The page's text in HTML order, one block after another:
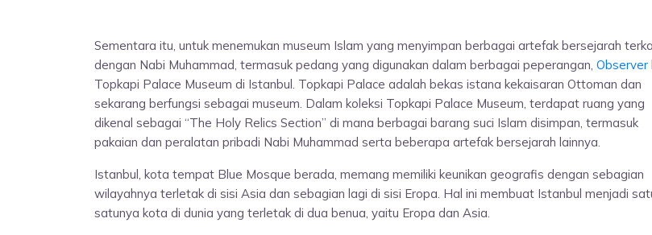
Sementara itu, untuk menemukan museum Islam yang menyimpan berbagai artefak bersejarah
dengan Nabi Muhammad, termasuk pedang yang digunakan dalam berbagai peperangan, Observer
Topkapi Palace Museum di Istanbul. Topkapi Palace adalah bekas istana kekaisaran Ottoman dan
sekarang berfungsi sebagai museum. Dalam koleksi Topkapi Palace Museum, terdapat ruang yang
dikenal sebagai “The Holy Relics Section” di mana berbagai barang suci Islam disimpan, termasuk
pakaian dan peralatan pribadi Nabi Muhammad serta beberapa artefak bersejarah lainnya.
Istanbul, kota tempat Blue Mosque berada, memang memiliki keunikan geografis dengan sebagian
wilayahnya terletak di sisi Asia dan sebagian lagi di sisi Eropa. Hal ini membuat Istanbul menjadi
satunya kota di dunia yang terletak di dua benua, yaitu Eropa dan Asia.